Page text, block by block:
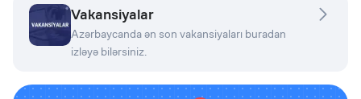
Vakansiyalar
Azərbaycanda ən son vakansiyaları buradan
izləyə bilərsiniz.